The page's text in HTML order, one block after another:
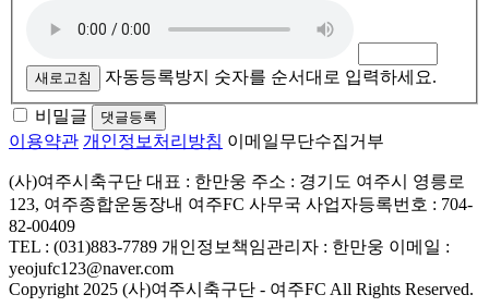
새로고침 자동등록방지 숫자를 순서대로 입력하세요.
비밀글 댓글등록
이용약관 개인정보처리방침 이메일무단수집거부
(사)여주시축구단 대표 : 한만웅 주소 : 경기도 여주시 영릉로
123, 여주종합운동장내 여주FC 사무국 사업자등록번호 : 704-
82-00409
TEL : (031)883-7789 개인정보책임관리자 : 한만웅 이메일 :
yeojufc123@naver.com
Copyright 2025 (사)여주시축구단 - 여주FC All Rights Reserved.